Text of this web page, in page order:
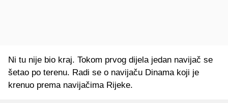
Ni tu nije bio kraj. Tokom prvog dijela jedan navijač se
šetao po terenu. Radi se o navijaču Dinama koji je
krenuo prema navijačima Rijeke.